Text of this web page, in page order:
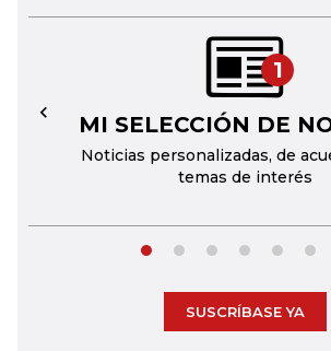
1
MI SELECCIÓN DE
Noticias personalizadas, de
temas de interés
←
SUSCRÍBASE YA